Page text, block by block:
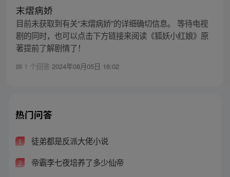
末熠病娇
目前未获取到有关“末熠病娇”的详细确切信息。 等待电视
剧的同时，也可以点击下方链接来阅读《狐妖小红娘》原
著提前了解剧情了！
1 个回答 2024年08月05日 16:02
热门问答
1 徒弟都是反派大佬小说
2 帝霸李七夜培养了多少仙帝